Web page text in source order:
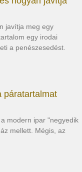
javítja meg egy
egy irodai
a penészesedést.
páratartalmat
modern ipar "negyedik
mellett. Mégis, az